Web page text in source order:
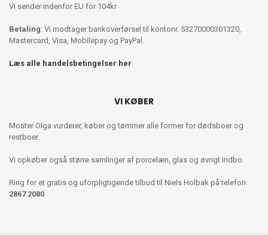
Vi sender indenfor EU for 104kr
Betaling: Vi modtager bankoverførsel til kontonr. 53270000301320,
Mastercard, Visa, Mobilepay og PayPal.
Læs alle handelsbetingelser her
VI KØBER
Moster Olga vurderer, køber og tømmer alle former for dødsboer og
restboer.
Vi opkøber også større samlinger af porcelæn, glas og øvrigt indbo.
Ring for et gratis og uforpligtigende tilbud til Niels Holbak på telefon:
2867 2080